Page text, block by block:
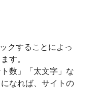
クすることによっ
す。
数」「太文字」な
なれば、サイトの